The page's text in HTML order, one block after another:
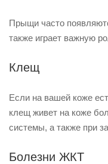
Прыщи часто
также играет важную
Клещ
Если на вашей коже
клещ живет на коже
системы, а также при
Болезни ЖКТ